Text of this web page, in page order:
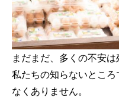
まだまだ、多くの不安は
私たちの知らないとこ
なくありません。